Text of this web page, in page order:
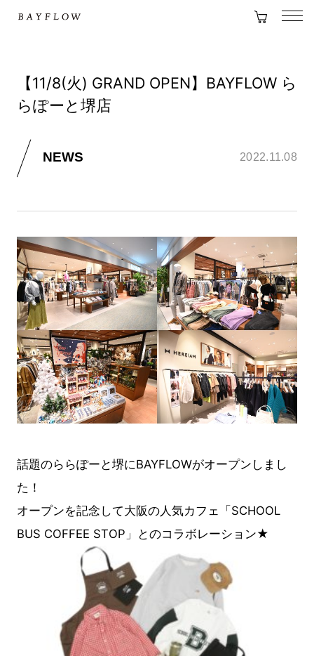
【11/8(火) GRAND OPEN】BAYFLOW ら
らぽーと堺店
NEWS 2022.11.08
話題のららぽーと堺にBAYFLOWがオープンしまし
た！
オープンを記念して大阪の人気カフェ「SCHOOL
BUS COFFEE STOP」とのコラボレーション★